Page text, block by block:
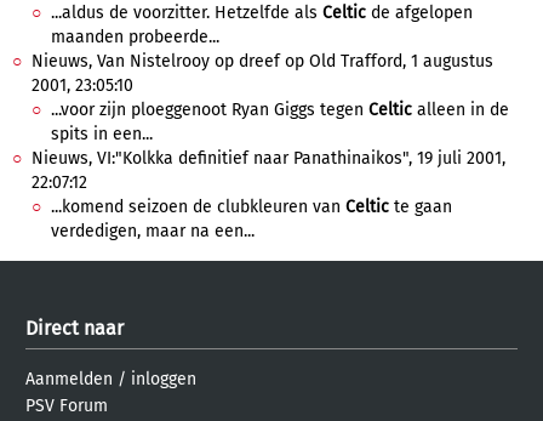
...aldus de voorzitter. Hetzelfde als Celtic de afgelopen
maanden probeerde...
Nieuws, Van Nistelrooy op dreef op Old Trafford, 1 augustus
2001, 23:05:10
...voor zijn ploeggenoot Ryan Giggs tegen Celtic alleen in de
spits in een...
Nieuws, VI:"Kolkka definitief naar Panathinaikos", 19 juli 2001,
22:07:12
...komend seizoen de clubkleuren van Celtic te gaan
verdedigen, maar na een...
Direct naar
Aanmelden / inloggen
PSV Forum